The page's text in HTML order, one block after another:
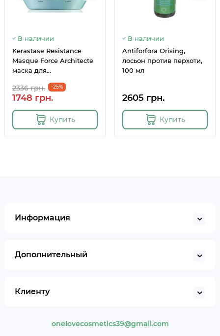
В наличии
Kerastase Resistance
Masque Force Architecte
маска для
секущихся кончиков,
200 мл
2336 грн. -25%
1748 грн.
Купить
В наличии
Antiforfora Orising,
лосьон против перхоти,
100 мл
2605 грн.
Купить
Информация
Дополнительный
Клиенту
onelovecosmetics39@gmail.com